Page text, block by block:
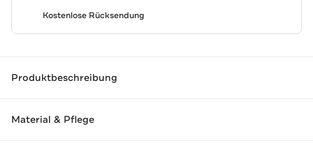
Kostenlose Rücksendung
Produktbeschreibung
Material & Pflege